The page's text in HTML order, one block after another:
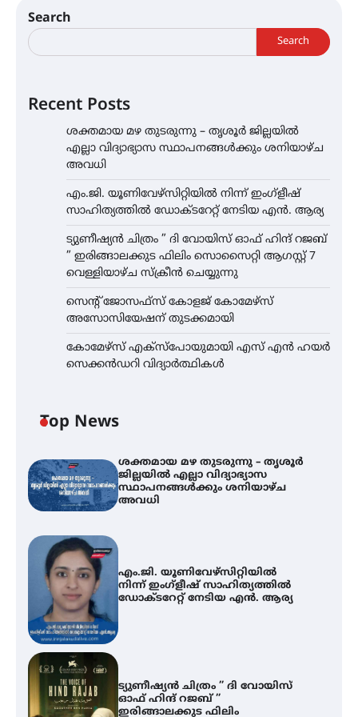
Search
Search
Recent Posts
ശക്തമായ മഴ തുടരുന്നു – തൃശൂർ ജില്ലയിൽ
എല്ലാ വിദ്യാഭ്യാസ സ്ഥാപനങ്ങൾക്കും ശനിയാഴ്ച
അവധി
എം.ജി. യൂണിവേഴ്‌സിറ്റിയിൽ നിന്ന് ഇംഗ്ളീഷ്
സാഹിത്യത്തിൽ ഡോക്ടറേറ്റ് നേടിയ എൻ. ആര്യ
ട്യുണീഷ്യൻ ചിത്രം ” ദി വോയിസ് ഓഫ് ഹിന്ദ് റജബ്
” ഇരിങ്ങാലക്കുട ഫിലിം സൊസൈറ്റി ആഗസ്റ്റ് 7
വെള്ളിയാഴ്ച സ്‌ക്രീൻ ചെയ്യുന്നു
സെന്റ് ജോസഫ്സ് കോളജ് കോമേഴ്‌സ്
അസോസിയേഷന് തുടക്കമായി
കോമേഴ്സ് എക്സ്പോയുമായി എസ് എൻ ഹയർ
സെക്കൻഡറി വിദ്യാർത്ഥികൾ
Top News
ശക്തമായ മഴ തുടരുന്നു – തൃശൂർ
ജില്ലയിൽ എല്ലാ വിദ്യാഭ്യാസ
സ്ഥാപനങ്ങൾക്കും ശനിയാഴ്ച
അവധി
എം.ജി. യൂണിവേഴ്‌സിറ്റിയിൽ
നിന്ന് ഇംഗ്ളീഷ് സാഹിത്യത്തിൽ
ഡോക്ടറേറ്റ് നേടിയ എൻ. ആര്യ
ട്യുണീഷ്യൻ ചിത്രം ” ദി വോയിസ്
ഓഫ് ഹിന്ദ് റജബ് ”
ഇരിങ്ങാലക്കുട ഫിലിം